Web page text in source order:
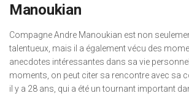
Manoukian
Compagne Andre Manoukian est non
talentueux, mais il a également vécu des
anecdotes intéressantes dans sa vie
moments, on peut citer sa rencontre avec sa
il y a 28 ans, qui a été un tournant important